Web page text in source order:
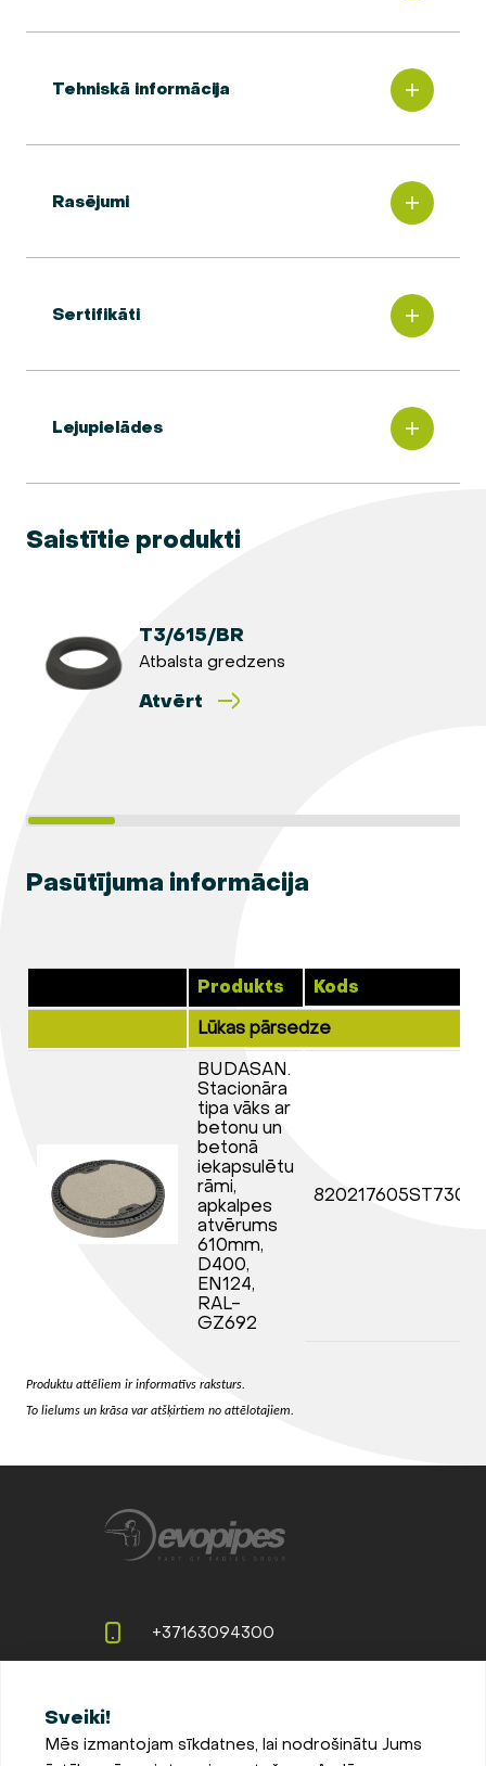
Tehniskā informācija
Rasējumi
Sertifikāti
Lejupielādes
Saistītie produkti
T3/615/BR
Atbalsta gredzens
Atvērt
Pasūtījuma informācija
Produkts Kods
Lūkas pārsedze
BUDASAN.
Stacionāra
tipa vāks ar
betonu un
betonā
iekapsulētu
rāmi,
apkalpes
atvērums
610mm,
D400,
EN124,
RAL-
GZ692
Produktu attēliem ir informatīvs raksturs.
To lielums un krāsa var atšķirtiem no attēlotajiem.
Sveiki!
Mēs izmantojam sīkdatnes, lai nodrošinātu Jums
+37163094300
LV-3002, Latvija